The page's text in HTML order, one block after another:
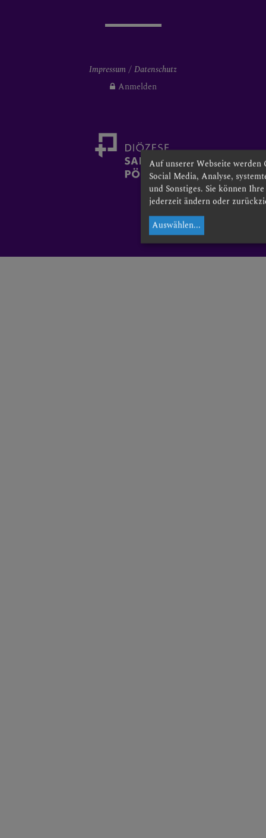
Impressum
Datenschutz
Anmelden
Auf unserer Webseite werden
Social Media, Analyse,
und Sonstiges. Sie können
jederzeit ändern oder
Auswählen...